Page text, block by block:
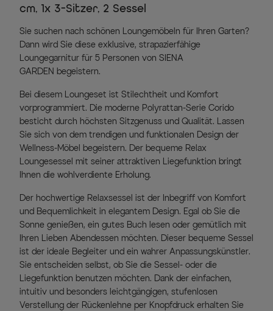
cm, 1x 3-Sitzer, 2 Sessel
Sie suchen nach schönen Loungemöbeln für Ihren Garten?
Dann wird Sie diese exklusive, strapazierfähige
Loungegarnitur für 5 Personen von SIENA
GARDEN begeistern.
Bei diesem Loungeset ist Stilechtheit und Komfort
vorprogrammiert. Die moderne Polyrattan-Serie Corido
besticht durch höchsten Sitzgenuss und Qualität. Lassen
Sie sich von dem trendigen und funktionalen Design der
Wellness-Möbel begeistern. Der bequeme Relax
Loungesessel mit seiner attraktiven Liegefunktion bringt
Ihnen die wohlverdiente Erholung.
Der hochwertige Relaxsessel ist der Inbegriff von Komfort
und Bequemlichkeit in elegantem Design. Egal ob Sie die
Sonne genießen, ein gutes Buch lesen oder gemütlich mit
Ihren Lieben Abendessen möchten. Dieser bequeme Sessel
ist der ideale Begleiter und ein wahrer Anpassungskünstler.
Sie entscheiden selbst, ob Sie die Sessel- oder die
Liegefunktion benutzen möchten. Dank der einfachen,
intuitiv und besonders leichtgängigen, stufenlosen
Verstellung der Rückenlehne per Knopfdruck erhalten Sie